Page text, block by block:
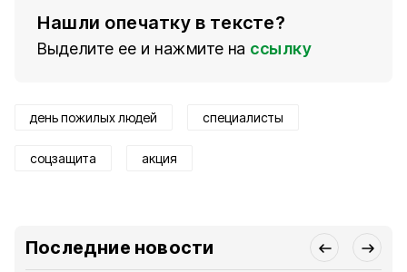
Нашли опечатку в тексте?
Выделите ее и нажмите на ссылку
день пожилых людей специалисты
соцзащита акция
Последние новости